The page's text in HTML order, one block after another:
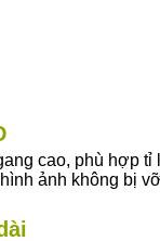
cao, phù hợp
ảnh không bị